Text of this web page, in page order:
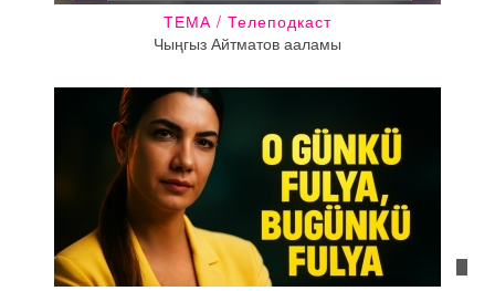
ТЕМА / Телеподкаст
Чыңгыз Айтматов ааламы